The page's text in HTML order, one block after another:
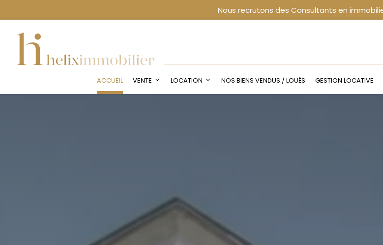
ACCUEIL VENTE LOCATION NOS BIENS VENDUS / LOUÉS GESTION LOCATIVE